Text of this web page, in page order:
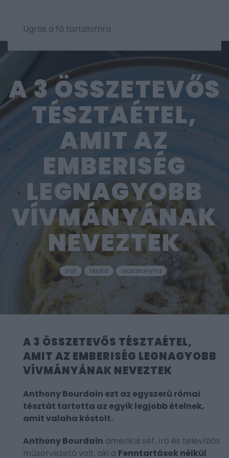
Ugrás a fő tartalomra
A 3 ÖSSZETEVŐS
TÉSZTAÉTEL,
AMIT AZ
EMBERISÉG
LEGNAGYOBB
VÍVMÁNYÁNAK
NEVEZTEK
sajt tészta olaszkonyha
A 3 ÖSSZETEVŐS TÉSZTAÉTEL,
AMIT AZ EMBERISÉG LEGNAGYOBB
VÍVMÁNYÁNAK NEVEZTEK
Anthony Bourdain ezt az egyszerű római
tésztát tartotta az egyik legjobb ételnek,
amit valaha kóstolt.
Anthony Bourdain amerikai séf, író és televíziós
műsorvezető volt, aki a Fenntartások nélkül